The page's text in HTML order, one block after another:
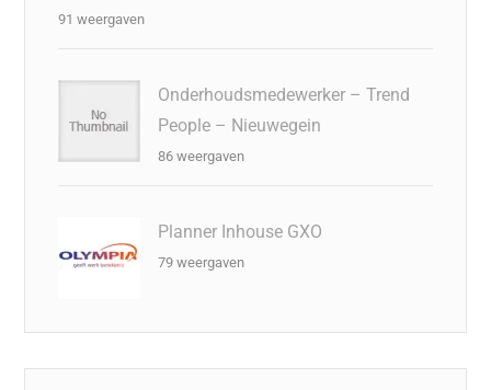
91 weergaven
Onderhoudsmedewerker – Trend
People – Nieuwegein
86 weergaven
Planner Inhouse GXO
79 weergaven